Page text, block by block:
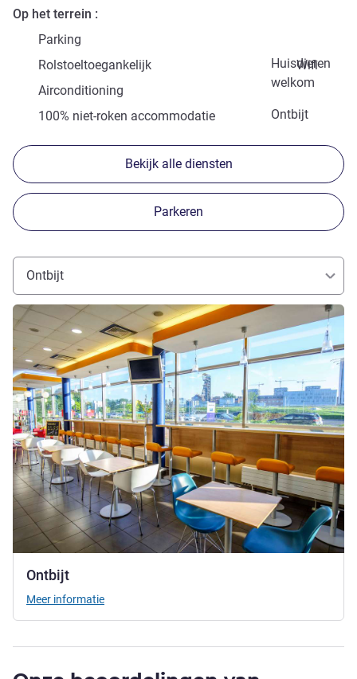
Op het terrein
Parking
Huisdieren
welkom
Rolstoeltoegankelijk
Wifi
Airconditioning
Ontbijt
100% niet-roken accommodatie
Bekijk alle diensten
Parkeren
Ontbijt
Ontbijt
Meer informatie
Meer informatie